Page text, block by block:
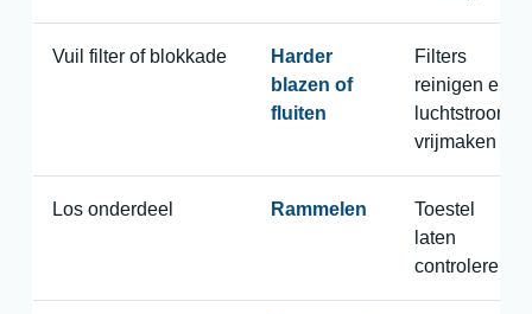
Vuil filter of blokkade
Harder
blazen of
fluiten
Filters
reinigen en
luchtstroom
vrijmaken
Los onderdeel Rammelen
Toestel
laten
controleren